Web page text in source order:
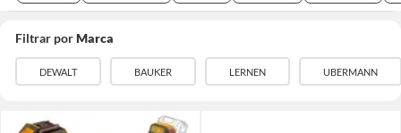
Filtrar porMarca
DEWALT BAUKER LERNEN UBERMANN